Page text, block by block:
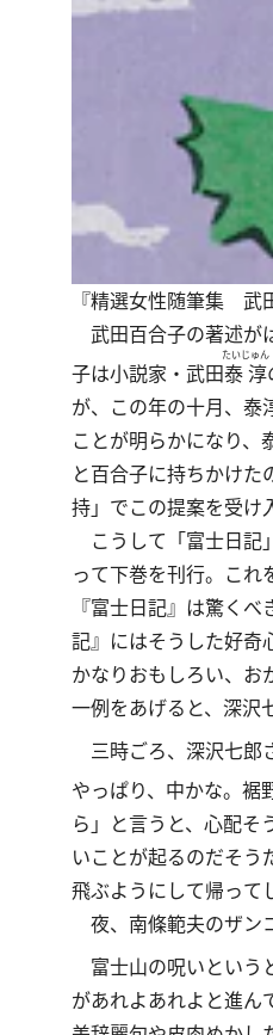
『精選女性随筆集 武
武田百合子の著述が
子は小説家・武田泰淳
たいじゅん
が、この年の十月、泰
ことが明らかになり、
と百合子に持ちかけ
持」でこの提案を受け
こうして「富士日記
って下巻を刊行。これ
『富士日記』は驚く
記』にはそうした好奇
かなりおもしろい、お
一例をあげると、深沢
三時ごろ、深沢七郎
やっぱり、中かな。裾
ら」と言うと、心配
いことが起るのだそう
飛ぶようにして帰って
夜、南條範夫のザン
富士山の呪いという
があれよあれよと進ん